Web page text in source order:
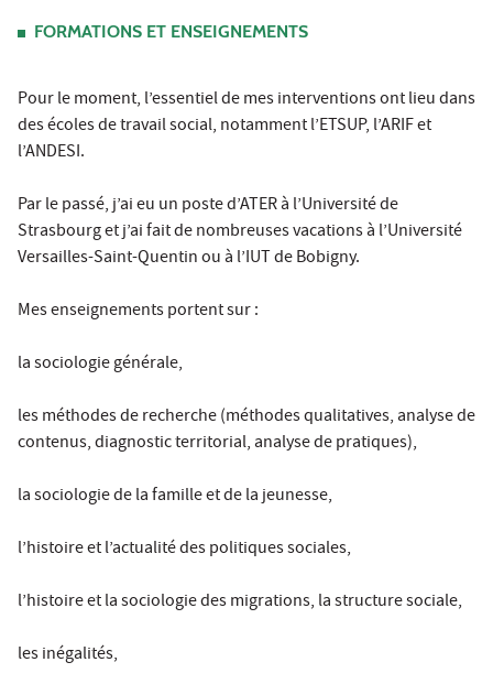
FORMATIONS ET ENSEIGNEMENTS
Pour le moment, l’essentiel de mes interventions ont lieu dans
des écoles de travail social, notamment l’ETSUP, l’ARIF et
l’ANDESI.
Par le passé, j’ai eu un poste d’ATER à l’Université de
Strasbourg et j’ai fait de nombreuses vacations à l’Université
Versailles-Saint-Quentin ou à l’IUT de Bobigny.
Mes enseignements portent sur :
la sociologie générale,
les méthodes de recherche (méthodes qualitatives, analyse de
contenus, diagnostic territorial, analyse de pratiques),
la sociologie de la famille et de la jeunesse,
l’histoire et l’actualité des politiques sociales,
l’histoire et la sociologie des migrations, la structure sociale,
les inégalités,